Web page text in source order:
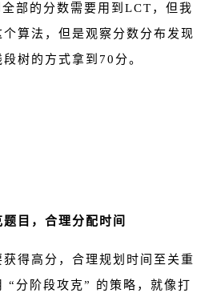
部的分数需要用到LCT，但我
算法，但是观察分数分布发现
段树的方式拿到70分。
目，合理分配时间
得高分，合理规划时间至关重
“分阶段攻克” 的策略，就像打